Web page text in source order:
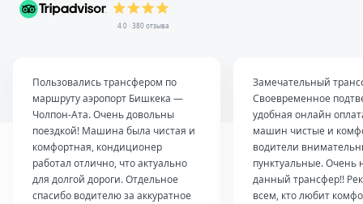
4.0 · 380 отзыва
Пользовались трансфером по
маршруту аэропорт Бишкека —
Чолпон-Ата. Очень довольны
поездкой! Машина была чистая и
комфортная, кондиционер
работал отлично, что актуально
для долгой дороги. Отдельное
спасибо водителю за аккуратное
Замечательный
Своевременное
удобная онлайн
машин чистые и
водители
пунктуальные. Очень
данный трансфер!!
всем, кто любит